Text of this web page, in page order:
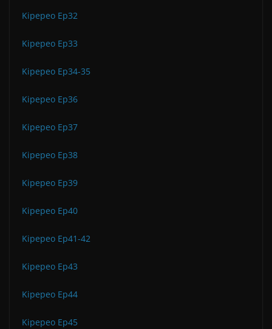
Kipepeo Ep32
Kipepeo Ep33
Kipepeo Ep34-35
Kipepeo Ep36
Kipepeo Ep37
Kipepeo Ep38
Kipepeo Ep39
Kipepeo Ep40
Kipepeo Ep41-42
Kipepeo Ep43
Kipepeo Ep44
Kipepeo Ep45